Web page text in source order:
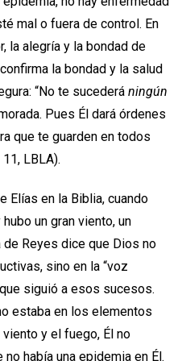
mal o fuera de control. En
la alegría y la bondad de
la bondad y la salud
“No te sucederá ningún
Pues Él dará órdenes
que te guarden en todos
LBLA).
Elías en la Biblia, cuando
un gran viento, un
Reyes dice que Dios no
sino en la “voz
siguió a esos sucesos.
estaba en los elementos
y el fuego, Él no
había una epidemia en Él.